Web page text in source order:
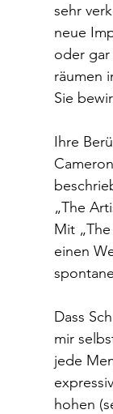
sehr
neue
oder gar
räumen
Sie
Ihre
„The
Mit
einen
Dass
mir
jede
hohen